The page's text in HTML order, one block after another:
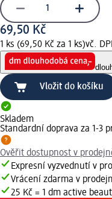
69,50 Kč
1 ks (69,50 Kč za 1 ks)vč.
Vložit do košíku
Skladem
Standardní doprava za 1-3
Ověřit dostupnost v
Expresní vyzvednutí v
Vrácení zdarma v
25 Kč = 1 dm active